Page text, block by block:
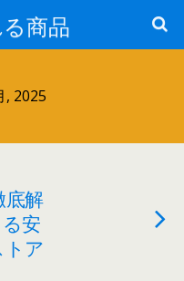
商品
, 2025
解
安
ア